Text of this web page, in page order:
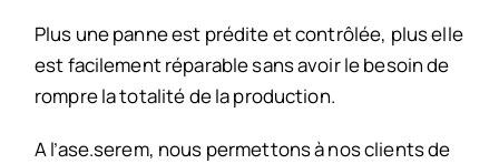
Plus une panne est prédite et contrôlée, plus elle
est facilement réparable sans avoir le besoin de
rompre la totalité de la production.
A l’ase.serem, nous permettons à nos clients de